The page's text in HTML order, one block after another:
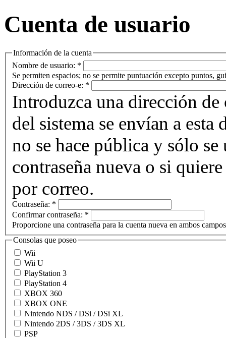
Cuenta de usuario
Información de la cuenta
Nombre de usuario: *
Se permiten espacios; no se permite puntuación excepto puntos,
Dirección de correo-e: *
Introduzca una dirección
del sistema se envían a
no se hace pública y sólo
contraseña nueva o si
por correo.
Contraseña: *
Confirmar contraseña: *
Proporcione una contraseña para la cuenta nueva en ambos
Consolas que poseo
Wii
Wii U
PlayStation 3
PlayStation 4
XBOX 360
XBOX ONE
Nintendo NDS / DSi / DSi XL
Nintendo 2DS / 3DS / 3DS XL
PSP